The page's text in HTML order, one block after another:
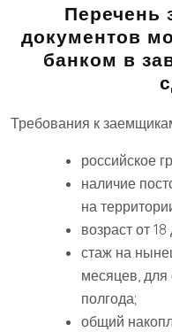
Перечень
документов
банком в
Требования к
российское
наличие
на
возраст от 18
стаж на
месяцев,
полгода;
общий